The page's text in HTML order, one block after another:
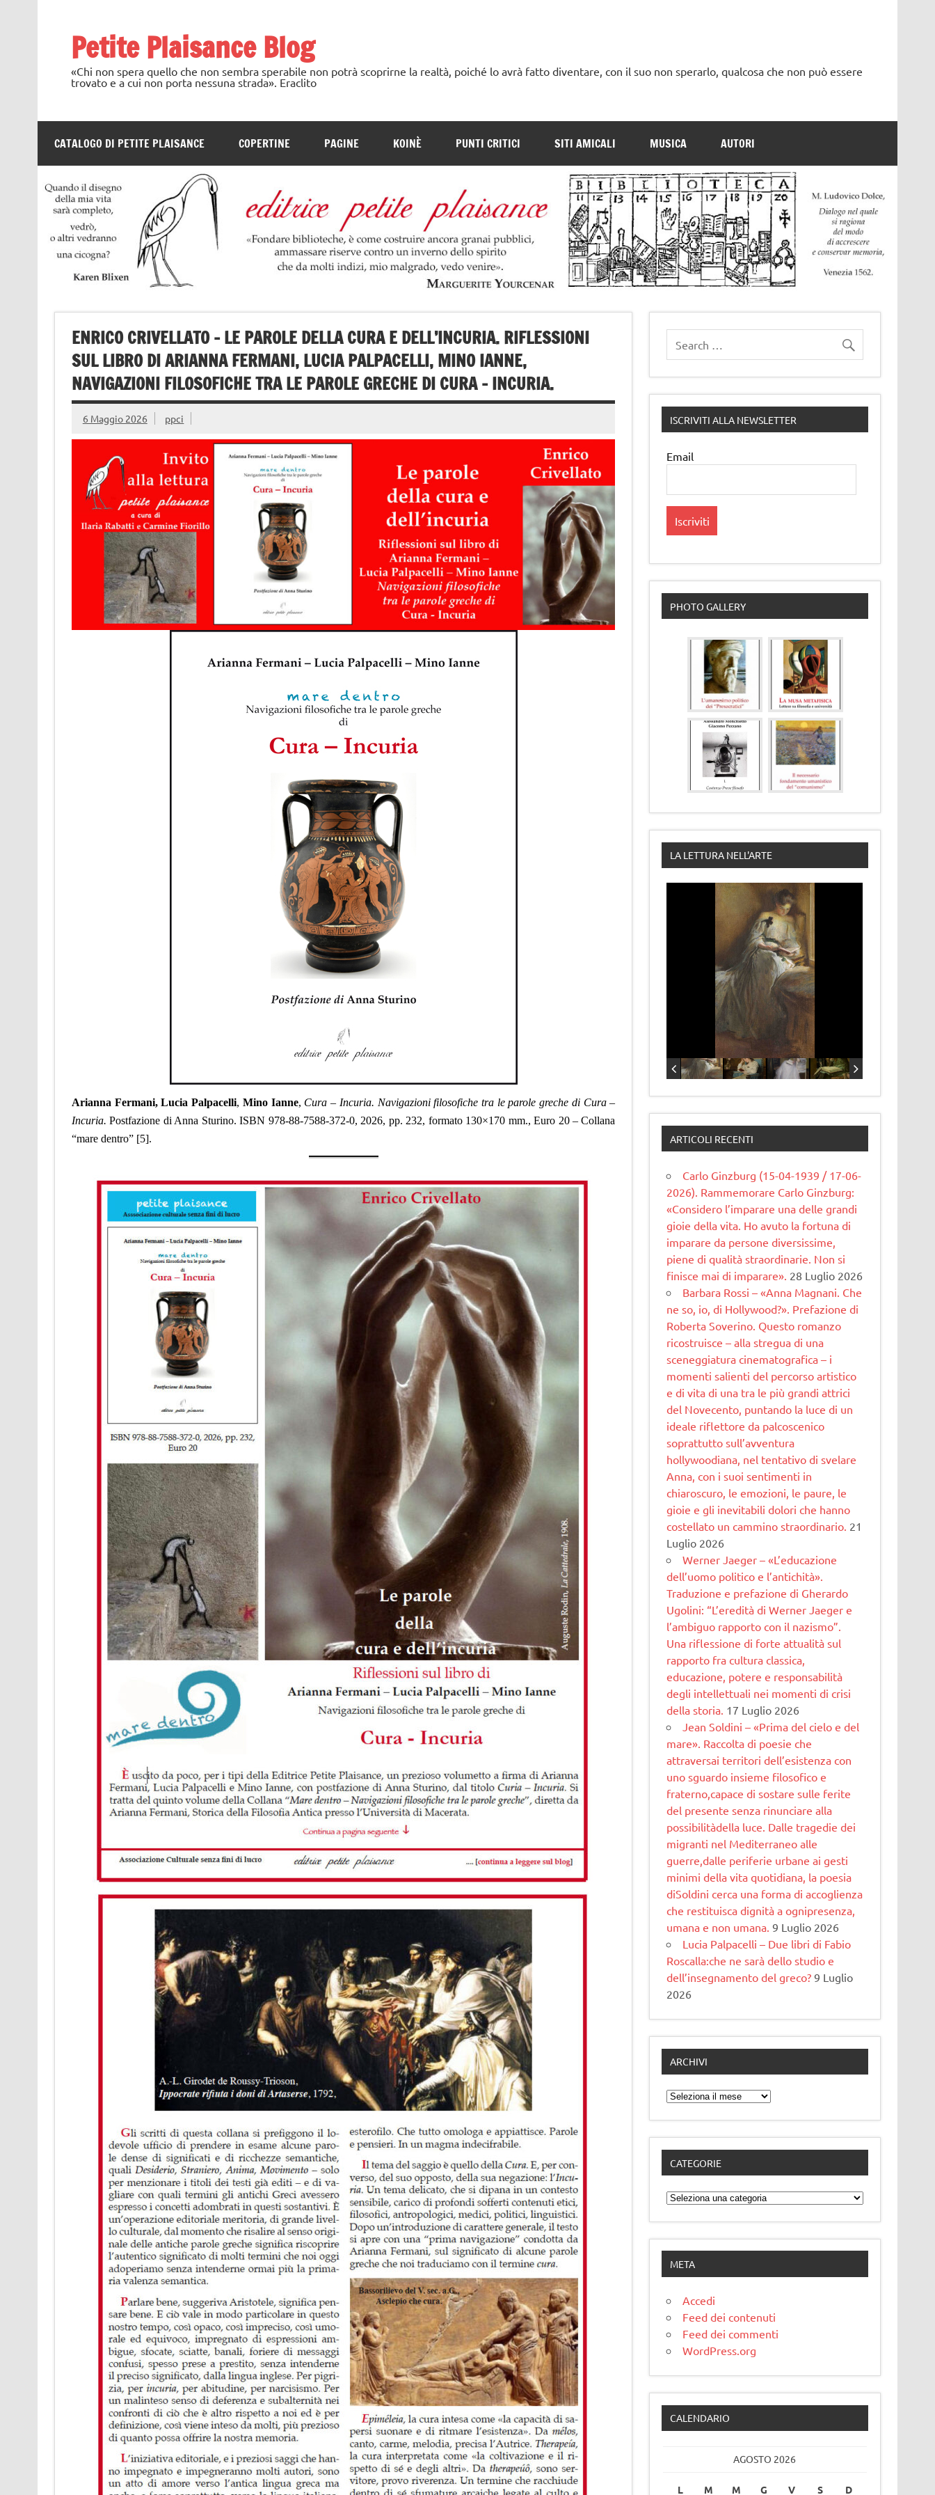
Petite Plaisance Blog
«Chi non spera quello che non sembra sperabile non potrà scoprirne la realtà, poiché lo avrà fatto diventare, con il suo non sperarlo, qualcosa che non può essere
trovato e a cui non porta nessuna strada». Eraclito
CATALOGO DI PETITE PLAISANCE COPERTINE PAGINE KOINÈ PUNTI CRITICI SITI AMICALI MUSICA AUTORI
ENRICO CRIVELLATO – LE PAROLE DELLA CURA E DELL’INCURIA. RIFLESSIONI
SUL LIBRO DI ARIANNA FERMANI, LUCIA PALPACELLI, MINO IANNE,
NAVIGAZIONI FILOSOFICHE TRA LE PAROLE GRECHE DI CURA – INCURIA.
6 Maggio 2026 ppci
Arianna Fermani, Lucia Palpacelli, Mino Ianne, Cura – Incuria. Navigazioni filosofiche tra le parole greche di Cura –
Incuria. Postfazione di Anna Sturino.ISBN 978-88-7588-372-0, 2026, pp. 232, formato 130×170 mm., Euro 20 – Collana
“mare dentro” [5].
ISCRIVITI ALLA NEWSLETTER
Email
PHOTO GALLERY
LA LETTURA NELL'ARTE
ARTICOLI RECENTI
Carlo Ginzburg (15-04-1939 / 17-06-
2026). Rammemorare Carlo Ginzburg:
«Considero l’imparare una delle grandi
gioie della vita. Ho avuto la fortuna di
imparare da persone diversissime,
piene di qualità straordinarie. Non si
finisce mai di imparare». 28 Luglio 2026
Barbara Rossi – «Anna Magnani. Che
ne so, io, di Hollywood?». Prefazione di
Roberta Soverino. Questo romanzo
ricostruisce – alla stregua di una
sceneggiatura cinematogra­fica – i
momenti salienti del percorso artistico
e di vita di una tra le più grandi attrici
del Novecento, puntando la luce di un
ideale riflettore da palcoscenico
soprattutto sull’avventura
hollywoodiana, nel tentativo di svelare
Anna, con i suoi sentimenti in
chiaroscuro, le emozioni, le paure, le
gioie e gli inevitabili dolori che hanno
costellato un cammino straordinario. 21
Luglio 2026
Werner Jaeger – «L’educazione
dell’uomo politico e l’antichità».
Traduzione e prefazione di Gherardo
Ugolini: “L’eredità di Werner Jaeger e
l’ambiguo rapporto con il nazismo”.
Una riflessione di forte attualità sul
rapporto fra cultura classica,
educazione, potere e responsabilità
degli intellettuali nei momenti di crisi
della storia. 17 Luglio 2026
Jean Soldini – «Prima del cielo e del
mare». Raccolta di poesie che
attraversai territori dell’esistenza con
uno sguardo insieme filosofico e
fraterno,capace di sostare sulle ferite
del presente senza rinunciare alla
possibilitàdella luce. Dalle tragedie dei
migranti nel Mediterraneo alle
guerre,dalle periferie urbane ai gesti
minimi della vita quotidiana, la poesia
diSoldini cerca una forma di accoglienza
che restituisca dignità a ognipresenza,
umana e non umana. 9 Luglio 2026
Lucia Palpacelli – Due libri di Fabio
Roscalla:che ne sarà dello studio e
dell’insegnamento del greco? 9 Luglio
2026
ARCHIVI
Archivi
CATEGORIE
Categorie
META
Accedi
Feed dei contenuti
Feed dei commenti
WordPress.org
CALENDARIO
AGOSTO 2026
L M M G V S D